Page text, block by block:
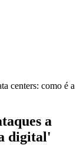
centers: como é a
a
digital'